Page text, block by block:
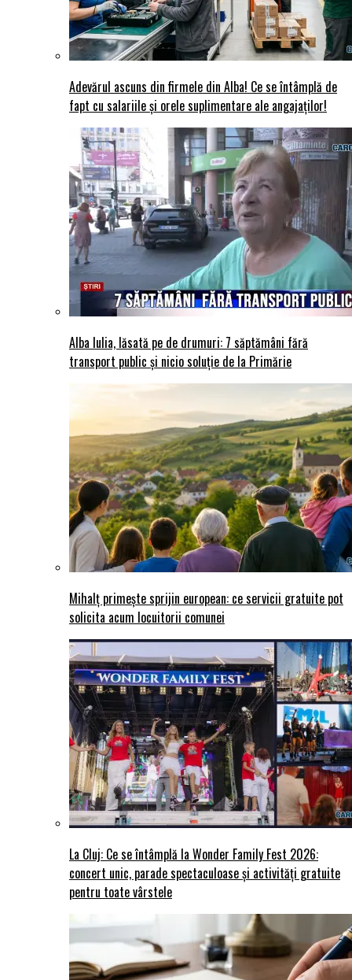
Adevărul ascuns din firmele din Alba! Ce se întâmplă de
fapt cu salariile și orele suplimentare ale angajaților!
Alba Iulia, lăsată pe de drumuri: 7 săptămâni fără
transport public și nicio soluție de la Primărie
Mihalț primește sprijin european: ce servicii gratuite pot
solicita acum locuitorii comunei
La Cluj: Ce se întâmplă la Wonder Family Fest 2026:
concert unic, parade spectaculoase și activități gratuite
pentru toate vârstele